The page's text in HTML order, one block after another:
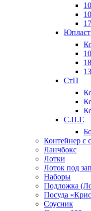
Юпласт
СтП
С.П.Г.
Контейнер с
Ланчбокс
Лотки
Лоток под
Наборы
Подложка
Посуда
Соусник